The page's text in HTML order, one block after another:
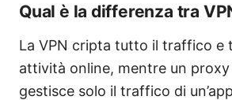
Qual è la differenza tra
La VPN cripta tutto il traffico e
attività online, mentre un proxy
gestisce solo il traffico di